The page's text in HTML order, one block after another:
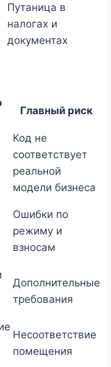
Путаница в
налогах и
документах
Главный риск
Код не
соответствует
реальной
модели бизнеса
Ошибки по
режиму и
взносам
Дополнительные
требования
Несоответствие
помещения